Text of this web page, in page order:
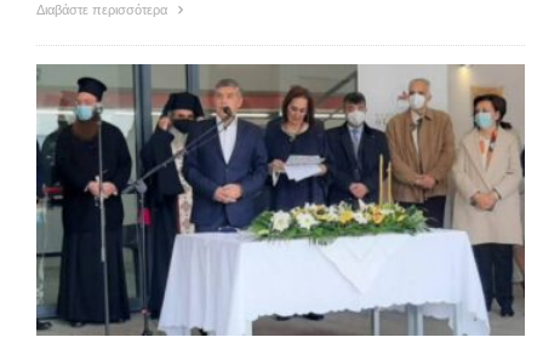
Διαβάστε περισσότερα